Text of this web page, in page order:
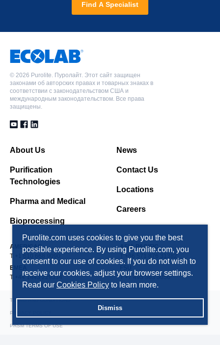
Purolite.com uses cookies to give you the best
possible experience. By using Purolite.com, you
consent to our use of cookies. If you do not wish to
receive our cookies, adjust your browser settings.
Read our Cookies Policy to learn more.
Dismiss
Find A Specialist
© 2026 Purolite. Пуролайт. Этот сайт защищен
законами об авторских правах и товарных знаках в
соответствии с законодательством США и
международным законодательством. Все права
защищены.
About Us
Purification
Technologies
Pharma and Medical
Bioprocessing
News
Contact Us
Locations
Careers
AMERICAS
T +1 610 668 9090
ASIA PACIFIC
EMEA
T +44 1443 229334
T +7 495 363 5056
TERMS AND CONDITIONS
PRIVACY POLICY
PRSM TERMS OF USE